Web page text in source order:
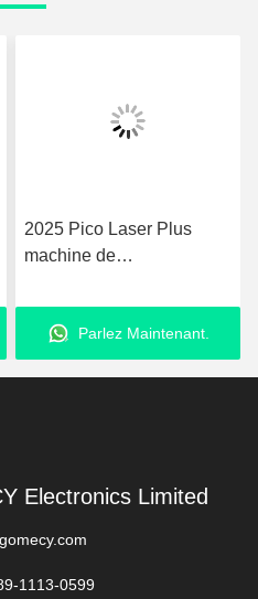
Gomecy Pro ND YAG
Pico Laser Machine pour
pigmentation du visage et
des cicatrices et l'
élimination des tatouages
Parlez Maintenant.
Electronics Limited
1113-0599